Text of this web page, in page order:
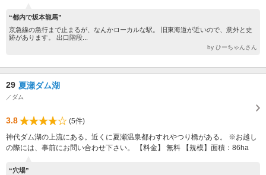
“都内で坂本龍馬”
京急線の急行まで止まるが、なんかローカルな駅。 旧東海道が近いので、意外と史
跡があります。 出口階段...
by ひーちゃんさん
29 夏瀬ダム湖
／ダム
3.8
(5件)
神代ダム湖の上流にある。近くに夏瀬温泉都わすれやつり橋がある。 ※お越し
の際には、事前にお問い合わせ下さい。 【料金】 無料 【規模】面積：86ha
“穴場”